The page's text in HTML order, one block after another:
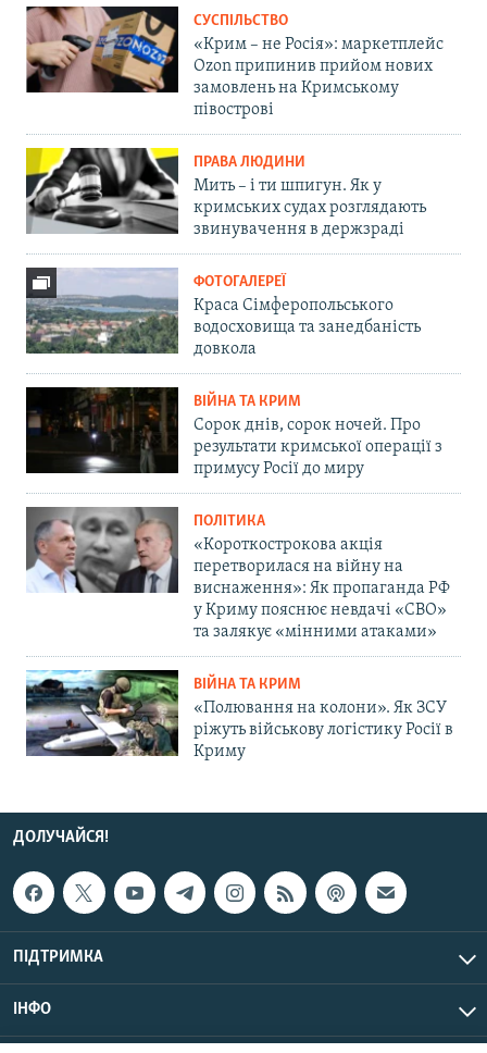
СУСПІЛЬСТВО
«Крим – не Росія»: маркетплейс
Ozon припинив прийом нових
замовлень на Кримському
півострові
ПРАВА ЛЮДИНИ
Мить – і ти шпигун. Як у
кримських судах розглядають
звинувачення в держзраді
ФОТОГАЛЕРЕЇ
Краса Сімферопольського
водосховища та занедбаність
довкола
ВІЙНА ТА КРИМ
Сорок днів, сорок ночей. Про
результати кримської операції з
примусу Росії до миру
ПОЛІТИКА
«Короткострокова акція
перетворилася на війну на
виснаження»: Як пропаганда РФ
у Криму пояснює невдачі «СВО»
та залякує «мінними атаками»
ВІЙНА ТА КРИМ
«Полювання на колони». Як ЗСУ
ріжуть військову логістику Росії в
Криму
ДОЛУЧАЙСЯ!
ПІДТРИМКА
ІНФО